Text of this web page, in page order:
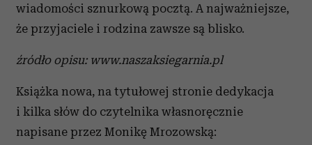
wiadomości sznurkową pocztą. A najważniejsze,
że przyjaciele i rodzina zawsze są blisko.
źródło opisu: www.naszaksiegarnia.pl
Książka nowa, na tytułowej stronie dedykacja
i kilka słów do czytelnika własnoręcznie
napisane przez Monikę Mrozowską: